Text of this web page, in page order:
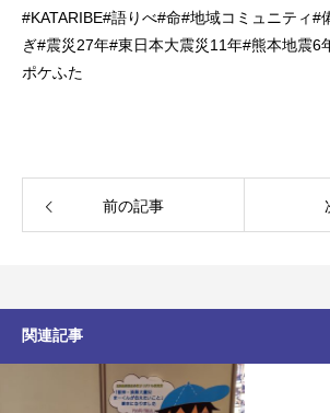
#KATARIBE#語りべ#命#地域コミュニティ#
ぎ#震災27年#東日本大震災11年#熊本地震6
ポケふた
前の記事
関連記事